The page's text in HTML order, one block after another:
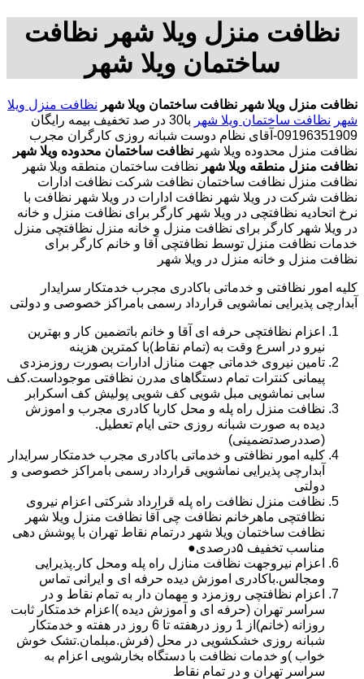
نظافت منزل ویلا شهر نظافت
ساختمان ویلا شهر
نظافت منزل ویلا شهر نظافت ساختمان ویلا شهر نظافت منزل ویلا
شهر نظافت ساختمان ویلا شهر با
30 در صد تخفیف بیمه رایگان
09196351909-آقای نظام دوست شبانه روزی کارگران مجرب
نظافت منزل محدوده ویلا شهر نظافت ساختمان محدوده ویلا شهر
نظافت منزل منطقه ویلا شهر نظافت ساختمان منطقه ویلا شهر
نظافت منزل نظافت ساختمان نظافت شرکت نظافت ادارات
نظافت شرکت در ویلا شهر نظافت ادارات در ویلا شهر نظافت با
نرخ اتحادیه نظافتچی در ویلا شهر کارگر برای نظافت منزل و خانه
در ویلا شهر کارگر برای نظافت منزل و خانه منزل نظافتچی منزل
خدمات نظافت منزل توسط نظافتچی آقا و خانم کارگر برای
نظافت منزل و خانه منزل در ویلا شهر
کلیه امور نظافتی و خدماتی باکادری مجرب خدمتکار سرایدار
آبدارچی پذیرایی نماشویی قرارداد رسمی بامراکز خصوصی و دولتی
اعزام نظافتچی حرفه ای آقا و خانم باتضمین کار و بهترین
نیرو در اسرع وقت به (تمام نقاط)با کمترین هزینه
تامین نیروی خدماتی جهت منازل ادارات بصورت روزمزدی
پیمانی کنترات تمام دستگاهای مدرن نظافتی موجوداست.کف
سابی نماشویی مبل شویی کف شویی پولیش کف اسکرابر
نظافت منزل راه پله و محل کاربا کادری مجرب و اموزش
دیده به صورت شبانه روزی حتی ایام تعطیل.
(صددرصدتضمینی)
کلیه امور نظافتی و خدماتی باکادری مجرب خدمتکار سرایدار
آبدارچی پذیرایی نماشویی قرارداد رسمی بامراکز خصوصی و
دولتی
نظافت منزل نظافت راه پله قرارداد شرکتی اعزام نیروی
نظافتچی ماهرخانم نظافت چی آقا نظافت منزل ویلا شهر
نظافت ساختمان ویلا شهر درتمام نقاط تهران با پوشش دهی
مناسب تخفیف ۵درصدی●
اعزام نیروجهت نظافت منازل راه پله ومحل کار.پذیرایی
ومجالس.باکادری اموزش دیده حرفه ای و ایرانی تماس
اعزام نظافتچی روزمزد و مهمان دار به تمام نقاط و در
سراسر تهران (حرفه ای و آموزش دیده )اعزام خدمتکار ثابت
روزانه (خانم)از 1 روز درهفته تا 6 روز در هفته و خدمتکار
شبانه روزی خشکشویی در محل (فرش.مبلمان.تشک خوش
خواب )و خدمات نظافت با دستگاه بخارشویی اعزام به
سراسر تهران و در تمام نقاط